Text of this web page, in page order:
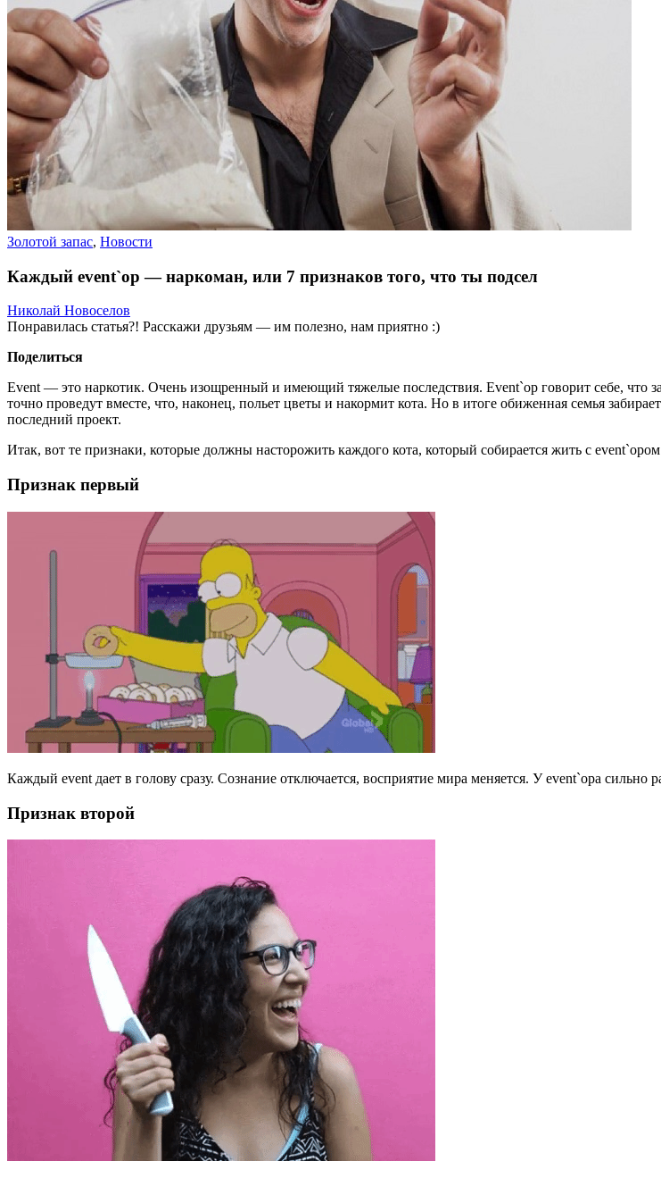
Золотой запас, Новости
Каждый event`ор — наркоман, или 7 признаков того, что ты подсел
Николай Новоселов
Понравилась статья?! Расскажи друзьям — им полезно, нам приятно :)
Поделиться
Event — это наркотик. Очень изощренный и имеющий тяжелые последствия. Event`ор говорит себе, что
точно проведут вместе, что, наконец, польет цветы и накормит кота. Но в итоге обиженная семья
последний проект.
Итак, вот те признаки, которые должны насторожить каждого кота, который собирается жить с
Признак первый
Каждый event дает в голову сразу. Сознание отключается, восприятие мира меняется. У event`ора сильно
Признак второй